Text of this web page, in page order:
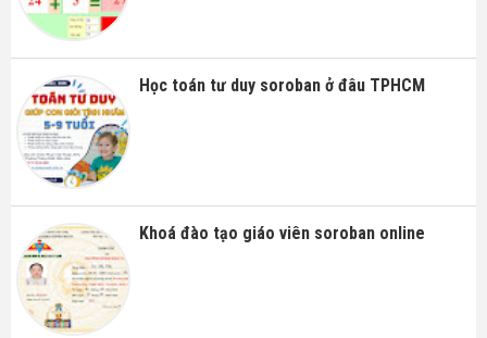
Học toán tư duy soroban ở đâu TPHCM
Khoá đào tạo giáo viên soroban online